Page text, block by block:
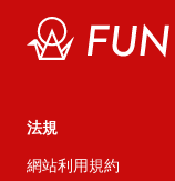
法規
網站利用規約